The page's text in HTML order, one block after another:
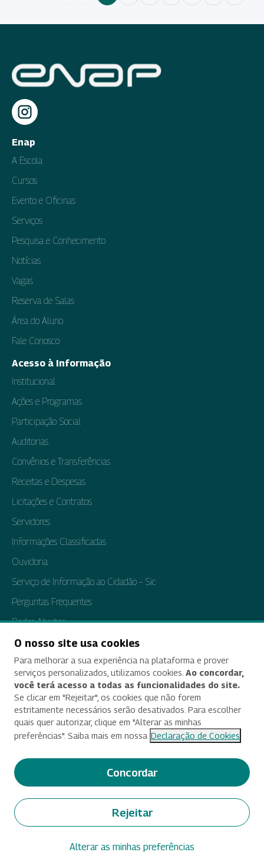
Enap
A Escola
Cursos
Evento e Oficinas
Serviços
Pesquisa e Conhecimento
Notícias
Vagas
Reserva de Salas
Área do Aluno
Fale Conosco
Acesso à Informação
Institucional
Ações e Programas
Participação Social
Auditorias
Convênios e Transferências
Receitas e Despesas
Licitações e Contratos
Servidores
Informações Classificadas
Ouvidoria
Serviço de Informação ao Cidadão – Sic
Perguntas Frequentes
Dados Abertos
Tratamento de Dados Pessoais
Transparência e Prestação de Contas
Acessibilidade
Termos de uso e aviso de privacidade
Alterar preferências de cookies
© 2025 Criado e desenvolvido por Enap
O nosso site usa cookies
Para melhorar a sua experiência na plataforma e prover
serviços personalizados, utilizamos cookies. Ao concordar,
você terá acesso a todas as funcionalidades do site.
Se clicar em "Rejeitar", os cookies que não forem
estritamente necessários serão desativados. Para escolher
quais quer autorizar, clique em "Alterar as minhas
preferências". Saiba mais em nossa Declaração de Cookies
Concordar
Rejeitar
Alterar as minhas preferências